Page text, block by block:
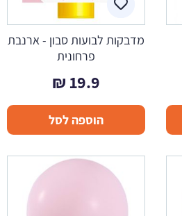
מדבקות לבועות סבון - ארנבת
פרחונית
19.9
₪
הוספה לסל